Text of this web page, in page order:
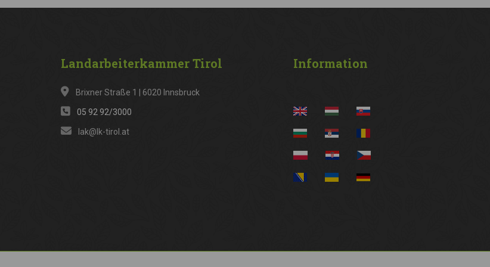
LandarbeiterkammerTirol
Brixner Straße 1 | 6020 Innsbruck
05 92 92/3000
lak@lk-tirol.at
Information